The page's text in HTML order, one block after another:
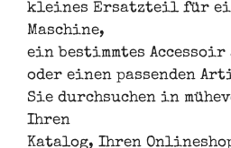
kleines Ersatzteil für
Maschine,
ein bestimmtes Accessoir
oder einen passenden
Sie durchsuchen in
Ihren
Katalog, Ihren